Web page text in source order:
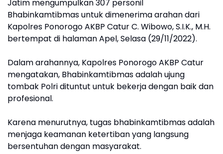
Jatim mengumpulkan 307 personil
Bhabinkamtibmas untuk dimenerima arahan dari
Kapolres Ponorogo AKBP Catur C. Wibowo, S.I.K., M.H.
bertempat di halaman Apel, Selasa (29/11/2022).
Dalam arahannya, Kapolres Ponorogo AKBP Catur
mengatakan, Bhabinkamtibmas adalah ujung
tombak Polri dituntut untuk bekerja dengan baik dan
profesional.
Karena menurutnya, tugas bhabinkamtibmas adalah
menjaga keamanan ketertiban yang langsung
bersentuhan dengan masyarakat.